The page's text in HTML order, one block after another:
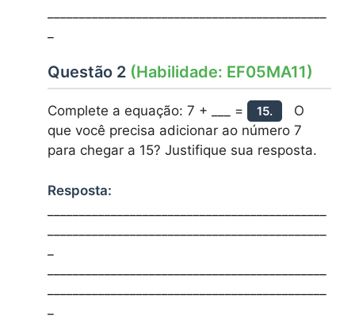
Questão 2 (Habilidade: EF05MA11)
Complete a equação: 7 + ___ = 15.
O
que você precisa adicionar ao número 7
para chegar a 15? Justifique sua resposta.
Resposta: